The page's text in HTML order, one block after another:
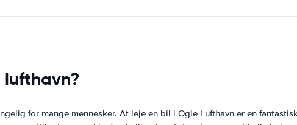
lufthavn?
for mange mennesker. At leje en bil i Ogle Lufthavn er en